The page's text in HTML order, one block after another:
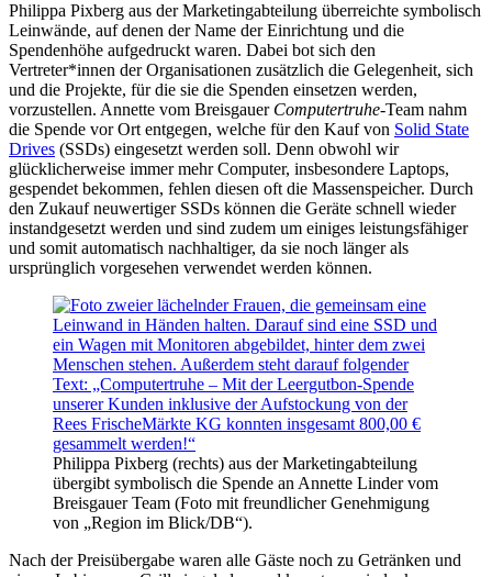
Philippa Pixberg aus der Marketingabteilung überreichte symbolisch
Leinwände, auf denen der Name der Einrichtung und die
Spendenhöhe aufgedruckt waren. Dabei bot sich den
Vertreter*innen der Organisationen zusätzlich die Gelegenheit, sich
und die Projekte, für die sie die Spenden einsetzen werden,
vorzustellen. Annette vom Breisgauer Computertruhe-Team nahm
die Spende vor Ort entgegen, welche für den Kauf von Solid State
Drives (SSDs) eingesetzt werden soll. Denn obwohl wir
glücklicherweise immer mehr Computer, insbesondere Laptops,
gespendet bekommen, fehlen diesen oft die Massenspeicher. Durch
den Zukauf neuwertiger SSDs können die Geräte schnell wieder
instandgesetzt werden und sind zudem um einiges leistungsfähiger
und somit automatisch nachhaltiger, da sie noch länger als
ursprünglich vorgesehen verwendet werden können.
Philippa Pixberg (rechts) aus der Marketingabteilung
übergibt symbolisch die Spende an Annette Linder vom
Breisgauer Team (Foto mit freundlicher Genehmigung
von „Region im Blick/DB“).
Nach der Preisübergabe waren alle Gäste noch zu Getränken und